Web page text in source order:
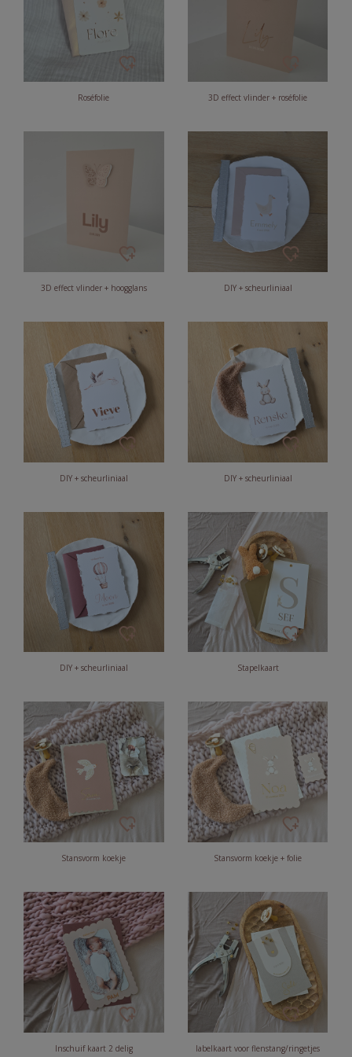
Roséfolie 3D effect vlinder + roséfolie
3D effect vlinder + hoogglans DIY + scheurliniaal
DIY + scheurliniaal DIY + scheurliniaal
DIY + scheurliniaal Stapelkaart
Stansvorm koekje Stansvorm koekje + folie
Inschuif kaart 2 delig labelkaart voor flenstang/ringetjes